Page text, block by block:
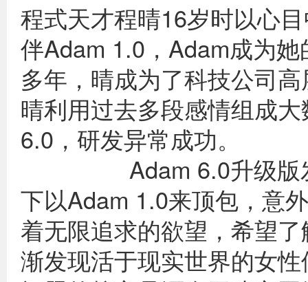
程式天才程晴16岁时以心
伴Adam 1.0，Adam成为
多年，晴成为了科技公司
晴利用过去多段感情组成
6.0，研
Adam 6.0升级版发布
下以Adam 1.0来顶包，意
着无限追求的欲望，希望
渐发现活于现实世界的女